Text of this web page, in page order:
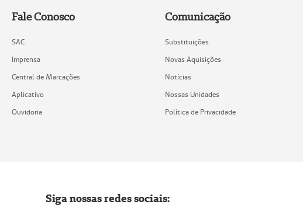
Fale Conosco
SAC
Imprensa
Central de Marcações
Aplicativo
Ouvidoria
Comunicação
Substituições
Novas Aquisições
Notícias
Nossas Unidades
Política de Privacidade
Siga nossas redes sociais: